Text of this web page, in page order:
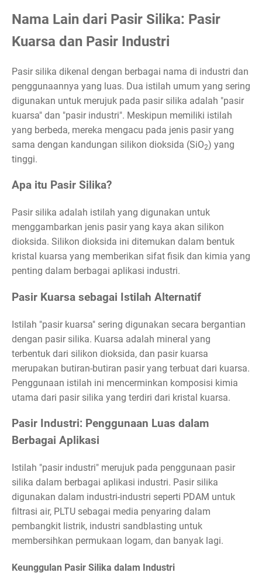
Nama Lain dari Pasir Silika: Pasir
Kuarsa dan Pasir Industri
Pasir silika dikenal dengan berbagai nama di industri dan
penggunaannya yang luas. Dua istilah umum yang sering
digunakan untuk merujuk pada pasir silika adalah "pasir
kuarsa" dan "pasir industri". Meskipun memiliki istilah
yang berbeda, mereka mengacu pada jenis pasir yang
sama dengan kandungan silikon dioksida (SiO2) yang
tinggi.
Apa itu Pasir Silika?
Pasir silika adalah istilah yang digunakan untuk
menggambarkan jenis pasir yang kaya akan silikon
dioksida. Silikon dioksida ini ditemukan dalam bentuk
kristal kuarsa yang memberikan sifat fisik dan kimia yang
penting dalam berbagai aplikasi industri.
Pasir Kuarsa sebagai Istilah Alternatif
Istilah "pasir kuarsa" sering digunakan secara bergantian
dengan pasir silika. Kuarsa adalah mineral yang
terbentuk dari silikon dioksida, dan pasir kuarsa
merupakan butiran-butiran pasir yang terbuat dari kuarsa.
Penggunaan istilah ini mencerminkan komposisi kimia
utama dari pasir silika yang terdiri dari kristal kuarsa.
Pasir Industri: Penggunaan Luas dalam
Berbagai Aplikasi
Istilah "pasir industri" merujuk pada penggunaan pasir
silika dalam berbagai aplikasi industri. Pasir silika
digunakan dalam industri-industri seperti PDAM untuk
filtrasi air, PLTU sebagai media penyaring dalam
pembangkit listrik, industri sandblasting untuk
membersihkan permukaan logam, dan banyak lagi.
Keunggulan Pasir Silika dalam Industri